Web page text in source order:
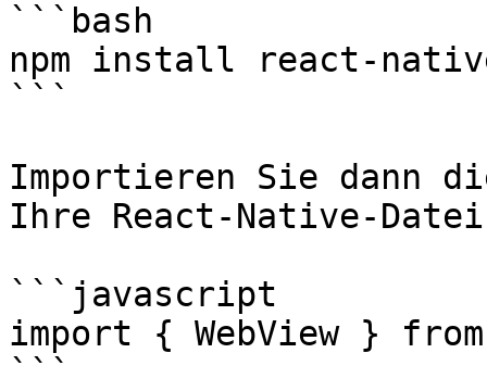
```bash
npm install react-
```
Importieren Sie dann
Ihre React-Native-
```javascript
import { WebView }
```